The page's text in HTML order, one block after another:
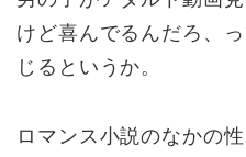
けど喜んでるんだろ、
じるというか。
ロマンス小説のなかの